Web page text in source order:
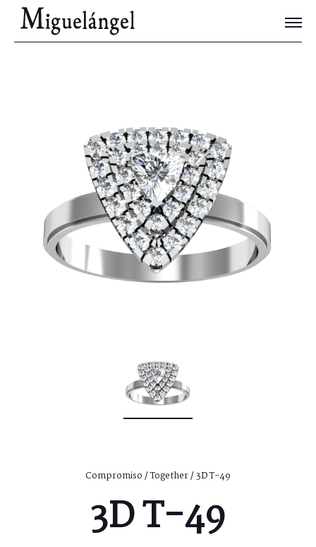
Joyas Únicas
Contacto
Compromiso/Together/ 3D T-49
3D T-49